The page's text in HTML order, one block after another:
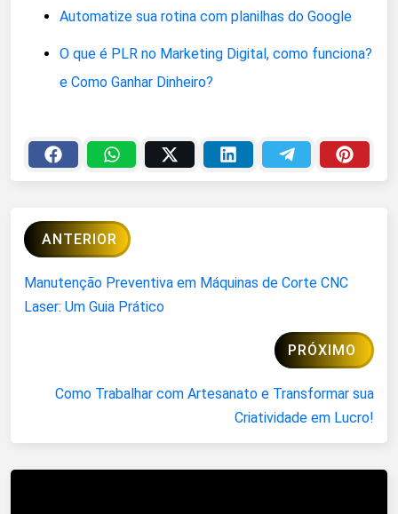
Automatize sua rotina com planilhas do Google
O que é PLR no Marketing Digital, como funciona?
e Como Ganhar Dinheiro?
ANTERIOR
Manutenção Preventiva em Máquinas de Corte CNC
Laser: Um Guia Prático
PRÓXIMO
Como Trabalhar com Artesanato e Transformar sua
Criatividade em Lucro!